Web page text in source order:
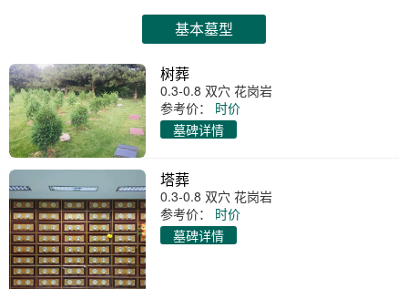
基本墓型
树葬
0.3-0.8 双穴 花岗岩
参考价：
时价
墓碑详情
塔葬
0.3-0.8 双穴 花岗岩
参考价：
时价
墓碑详情